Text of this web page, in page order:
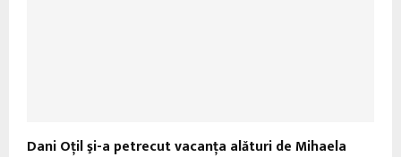
Dani Oţil şi-a petrecut vacanţa alături de Mihaela